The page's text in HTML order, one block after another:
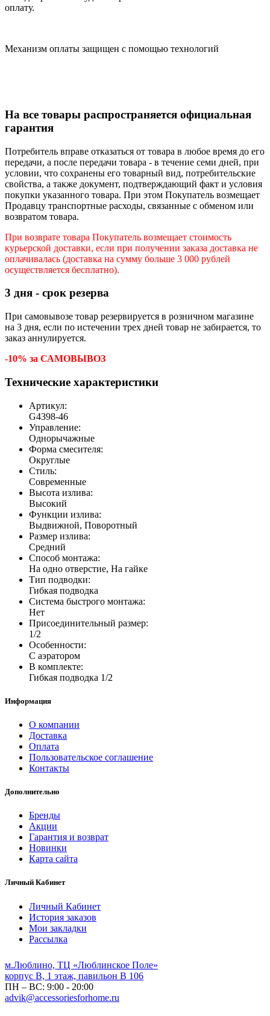
оплату.
Механизм оплаты защищен с помощью технологий
На все товары распространяется официальная
гарантия
Потребитель вправе отказаться от товара в любое время до его
передачи, а после передачи товара - в течение семи дней, при
условии, что сохранены его товарный вид, потребительские
свойства, а также документ, подтверждающий факт и условия
покупки указанного товара. При этом Покупатель возмещает
Продавцу транспортные расходы, связанные с обменом или
возвратом товара.
При возврате товара Покупатель возмещает стоимость
курьерской доставки, если при получении заказа доставка не
оплачивалась (доставка на сумму больше 3 000 рублей
осуществляется бесплатно).
3 дня - срок резерва
При самовывозе товар резервируется в розничном магазине
на 3 дня, если по истечении трех дней товар не забирается, то
заказ аннулируется.
-10% за САМОВЫВОЗ
Технические характеристики
Артикул:
G4398-46
Управление:
Однорычажные
Форма смесителя:
Округлые
Стиль:
Современные
Высота излива:
Высокий
Функции излива:
Выдвижной, Поворотный
Размер излива:
Средний
Способ монтажа:
На одно отверстие, На гайке
Тип подводки:
Гибкая подводка
Система быстрого монтажа:
Нет
Присоединительный размер:
1/2
Особенности:
С аэратором
В комплекте:
Гибкая подводка 1/2
Информация
О компании
Доставка
Оплата
Пользовательское соглашение
Контакты
Дополнительно
Бренды
Акции
Гарантия и возврат
Новинки
Карта сайта
Личный Кабинет
Личный Кабинет
История заказов
Мои закладки
Рассылка
м.Люблино, ТЦ «Люблинское Поле»
корпус B, 1 этаж, павильон B 106
ПН – ВС: 9:00 - 20:00
advik@accessoriesforhome.ru